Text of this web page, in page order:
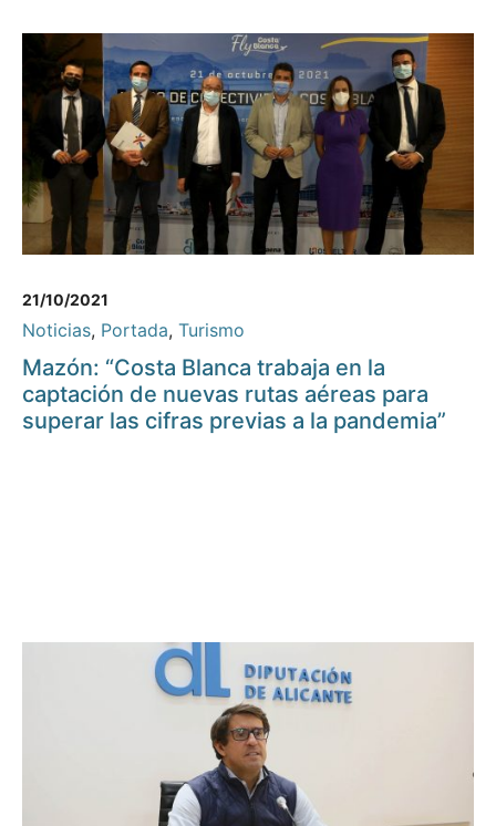
21/10/2021
Noticias, Portada, Turismo
Mazón: “Costa Blanca trabaja en la
captación de nuevas rutas aéreas para
superar las cifras previas a la pandemia”